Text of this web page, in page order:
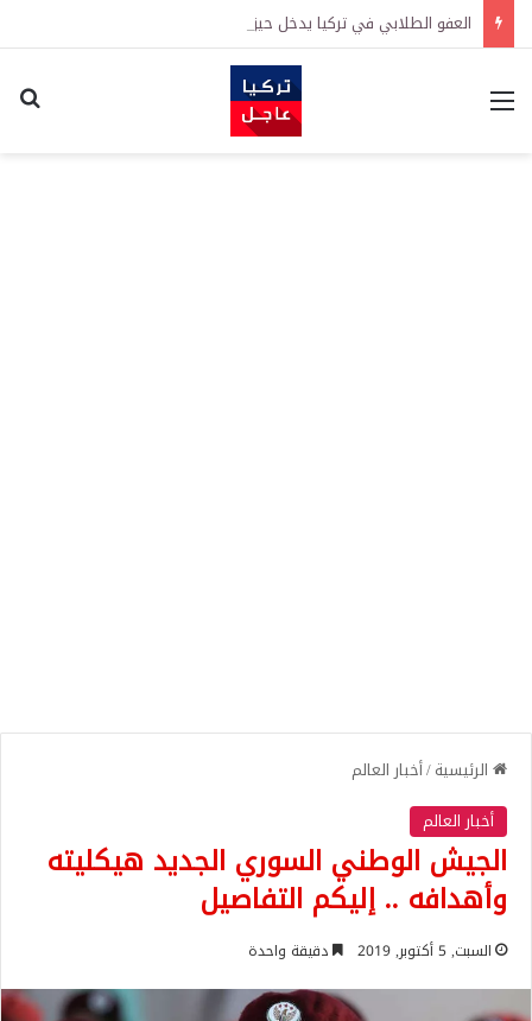
القائمة
الرئيسية/أخبار العالم
أخبار العالم
الجيش الوطني السوري الجديد هيكليته
وأهدافه .. إليكم التفاصيل
السبت, 5 أكتوبر, 2019 دقيقة واحدة